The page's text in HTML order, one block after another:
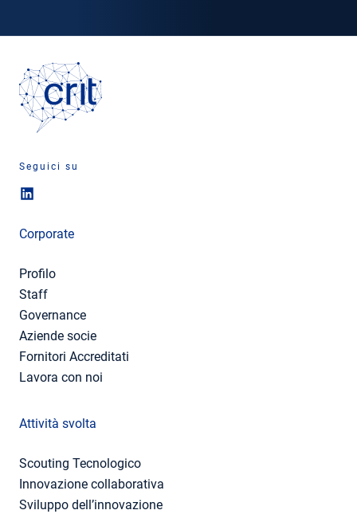
Seguici su
Corporate
Profilo
Staff
Governance
Aziende socie
Fornitori Accreditati
Lavora con noi
Attività svolta
Scouting Tecnologico
Innovazione collaborativa
Sviluppo dell’innovazione